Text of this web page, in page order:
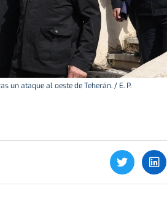
un ataque al oeste de Teherán. / E. P.